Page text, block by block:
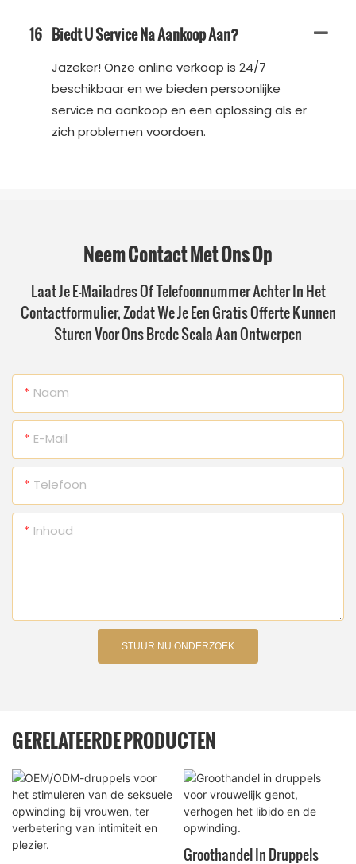
16 Biedt U Service Na Aankoop Aan?
Jazeker! Onze online verkoop is 24/7
beschikbaar en we bieden persoonlijke
service na aankoop en een oplossing als er
zich problemen voordoen.
Neem Contact Met Ons Op
Laat Je E-Mailadres Of Telefoonnummer Achter In Het
Contactformulier, Zodat We Je Een Gratis Offerte Kunnen
Sturen Voor Ons Brede Scala Aan Ontwerpen
Naam
E-Mail
Telefoon
Inhoud
STUUR NU ONDERZOEK
GERELATEERDE PRODUCTEN
Groothandel In Druppels